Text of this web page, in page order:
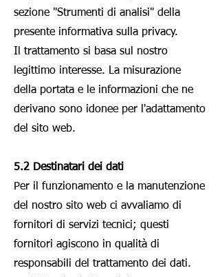
sezione "Strumenti di analisi" della
presente informativa sulla privacy.
Il trattamento si basa sul nostro
legittimo interesse. La misurazione
della portata e le informazioni che ne
derivano sono idonee per l'adattamento
del sito web.
5.2 Destinatari dei dati
Per il funzionamento e la manutenzione
del nostro sito web ci avvaliamo di
fornitori di servizi tecnici; questi
fornitori agiscono in qualità di
responsabili del trattamento dei dati.